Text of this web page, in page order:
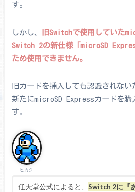
す。
しかし、
旧Switchで使用していた
Switch 2の新仕様「microSD
ため使用できません。
旧カードを挿入しても認識されな
新たにmicroSD Expressカードを購
す。
ヒカク
任天堂公式によると、 Switch 2に『